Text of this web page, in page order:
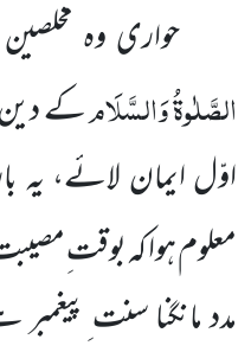
حواری وہ
الصَّلٰوۃُ وَالسَّلَامکے دین
اوّل ایمان لائے،
معلوم ہوا کہ بوقت
مدد مانگنا سنت